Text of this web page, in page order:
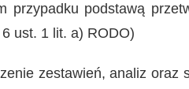
przypadku podstawą
ust. 1 lit. a) RODO)
zestawień, analiz oraz